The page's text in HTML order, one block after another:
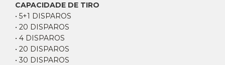
CAPACIDADE DE TIRO
• 5+1 DISPAROS
• 20 DISPAROS
• 4 DISPAROS
• 20 DISPAROS
• 30 DISPAROS